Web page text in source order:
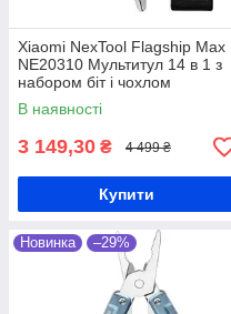
Xiaomi NexTool Flagship Max
NE20310 Мультитул 14 в 1 з
набором біт і чохлом
В наявності
3 149,30 ₴ 4 499 ₴
Купити
Новинка –29%